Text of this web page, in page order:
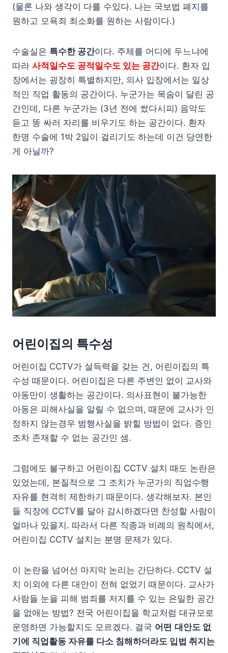
(물론 나와 생각이 다를 수있다. 나는 국보법 폐지를
원하고 모욕죄 최소화를 원하는 사람이다.)
수술실은 특수한 공간이다. 주체를 어디에 두느냐에
따라 사적일수도 공적일수도 있는 공간이다. 환자 입
장에서는 굉장히 특별하지만, 의사 입장에서는 일상
적인 직업 활동의 공간이다. 누군가는 목숨이 달린 공
간인데, 다른 누군가는 (3년 전에 썼다시피) 음악도
듣고 똥 싸러 자리를 비우기도 하는 공간이다. 환자
한명 수술에 1박 2일이 걸리기도 하는데 이건 당연한
게 아닐까?
어린이집의 특수성
어린이집 CCTV가 설득력을 갖는 건, 어린이집의 특
수성 때문이다. 어린이집은 다른 주변인 없이 교사와
아동만이 생활하는 공간이다. 의사표현이 불가능한
아동은 피해사실을 알릴 수 없으며, 때문에 교사가 인
정하지 않는경우 범행사실을 밝힐 방법이 없다. 증인
조차 존재할 수 없는 공간인 셈.
그럼에도 불구하고 어린이집 CCTV 설치 때도 논란은
있었는데, 본질적으로 그 조치가 누군가의 직업수행
자유를 현격히 제한하기 때문이다. 생각해보자. 본인
들 직장에 CCTV를 달아 감시하겠다면 찬성할 사람이
얼마나 있을지. 따라서 다른 직종과 비례의 원칙에서,
어린이집 CCTV 설치는 분명 문제가 있다.
이 논란을 넘어선 마지막 논리는 간단하다. CCTV 설
치 이외에 다른 대안이 전혀 없었기 때문이다. 교사가
사람들 눈을 피해 범죄를 저지를 수 있는 은밀한 공간
을 없애는 방법? 전국 어린이집을 학교처럼 대규모로
운영하면 가능할지도 모르겠다. 결국 어떤 대안도 없
기에 직업활동 자유를 다소 침해하더라도 입법 취지는